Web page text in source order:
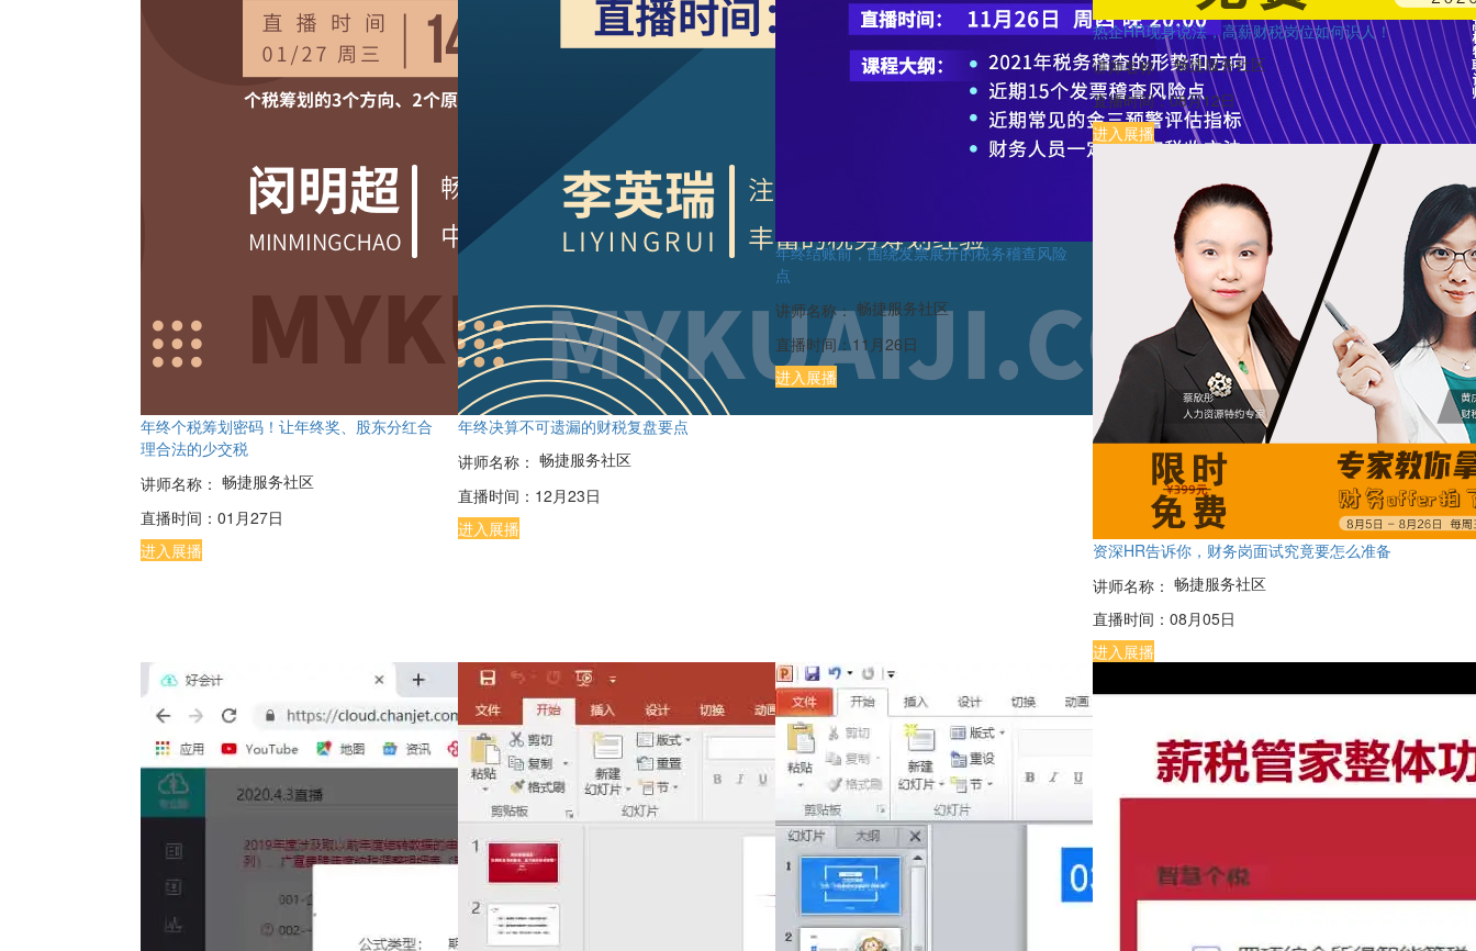
年终个税筹划密码！让年终奖、股东分红合
理合法的少交税
讲师名称： 畅捷服务社区
直播时间： 01月27日
进入展播
年终决算不可遗漏的财税复盘要点
讲师名称： 畅捷服务社区
直播时间： 12月23日
进入展播
年终结账前，围绕发票展开的税务稽查风险
点
讲师名称：畅捷服务社区
直播时间：11月26日
进入展播
热企HR现身说法，高薪财税岗位如何识人！
讲师名称：畅捷服务社区
直播时间：08月12日
进入展播
资深HR告诉你，财务岗面试究竟要怎么准备
讲师名称： 畅捷服务社区
直播时间： 08月05日
进入展播